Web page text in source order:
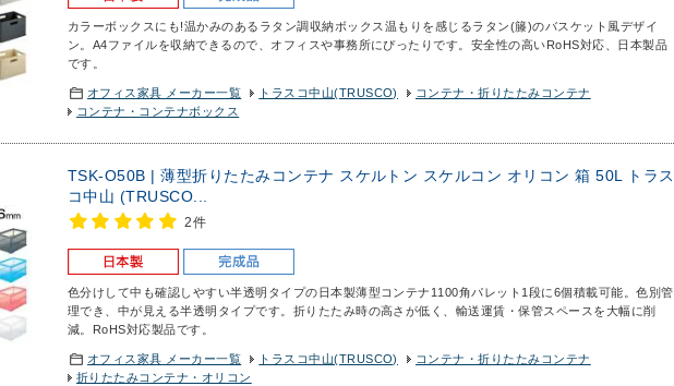
カラーボックスにも!温かみのあるラタン調収納ボックス 温もりを感じるラタン(籐)のバスケット風デザイ
ン。A4ファイルを収納できるので、オフィスや事務所にぴったりです。安全性の高いRoHS対応、日本製品
です。
オフィス家具 メーカー一覧 トラスコ中山(TRUSCO)
コンテナ・折りたたみコンテナ
コンテナ・コンテナボックス
TSK-O50B | 薄型折りたたみコンテナ スケルトン スケルコン オリコン 箱 50L トラス
コ中山 (TRUSCO...
2件
色分けして中も確認しやすい半透明タイプの日本製薄型コンテナ 1100角パレット1段に6個積載可能。色別管
理でき、中が見える半透明タイプです。折りたたみ時の高さが低く、輸送運賃・保管スペースを大幅に削
減。RoHS対応製品です。
オフィス家具 メーカー一覧 トラスコ中山(TRUSCO)
コンテナ・折りたたみコンテナ
折りたたみコンテナ・オリコン